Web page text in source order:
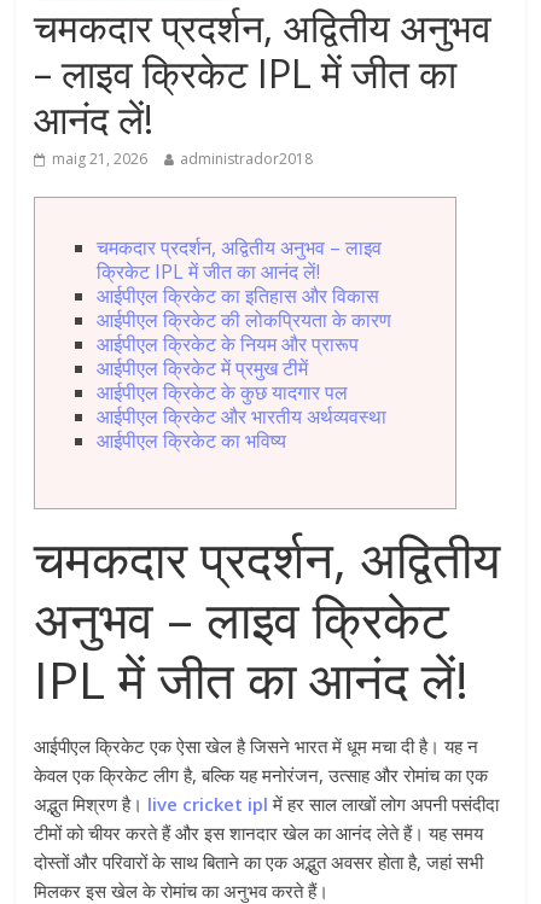
चमकदार प्रदर्शन, अद्वितीय अनुभव
– लाइव क्रिकेट IPL में जीत का
आनंद लें!
maig 21, 2026 administrador2018
चमकदार प्रदर्शन, अद्वितीय अनुभव – लाइव
क्रिकेट IPL में जीत का आनंद लें!
आईपीएल क्रिकेट का इतिहास और विकास
आईपीएल क्रिकेट की लोकप्रियता के कारण
आईपीएल क्रिकेट के नियम और प्रारूप
आईपीएल क्रिकेट में प्रमुख टीमें
आईपीएल क्रिकेट के कुछ यादगार पल
आईपीएल क्रिकेट और भारतीय अर्थव्यवस्था
आईपीएल क्रिकेट का भविष्य
चमकदार प्रदर्शन, अद्वितीय
अनुभव – लाइव क्रिकेट
IPL में जीत का आनंद लें!
आईपीएल क्रिकेट एक ऐसा खेल है जिसने भारत में धूम मचा दी है। यह न
केवल एक क्रिकेट लीग है, बल्कि यह मनोरंजन, उत्साह और रोमांच का एक
अद्भुत मिश्रण है। live cricket ipl में हर साल लाखों लोग अपनी पसंदीदा
टीमों को चीयर करते हैं और इस शानदार खेल का आनंद लेते हैं। यह समय
दोस्तों और परिवारों के साथ बिताने का एक अद्भुत अवसर होता है, जहां सभी
मिलकर इस खेल के रोमांच का अनुभव करते हैं।